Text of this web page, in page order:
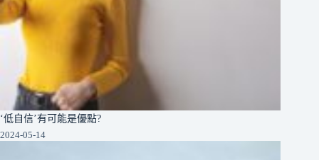
‘低自信’有可能是優點?
2024-05-14